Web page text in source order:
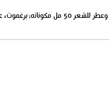
يلانج يلانج وعنبر.